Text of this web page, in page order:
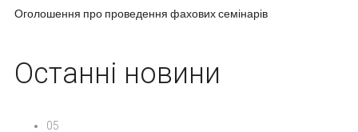
Оголошення про проведення фахових семінарів
Останні новини
05